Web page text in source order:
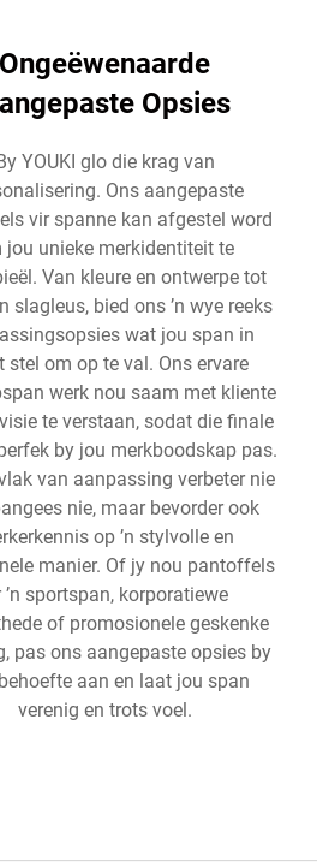
Ongeëwenaarde
Opsies
YOUKI glo die krag van
Ons aangepaste
vir spanne kan afgestel word
jou unieke merkidentiteit te
Van kleure en ontwerpe tot
slagleus, bied ons ’n wye reeks
wat jou span in
stel om op te val. Ons ervare
werk nou saam met kliente
te verstaan, sodat die finale
by jou merkboodskap pas.
van aanpassing verbeter nie
nie, maar bevorder ook
op ’n stylvolle en
manier. Of jy nou pantoffels
’n sportspan, korporatiewe
of promosionele geskenke
pas ons aangepaste opsies by
aan en laat jou span
verenig en trots voel.